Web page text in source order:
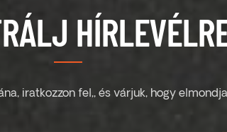
iratkozzon fel,, és várjuk, hogy